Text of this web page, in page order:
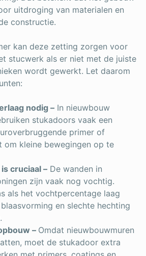
uitdroging van materialen en
constructie.
kan deze zetting zorgen voor
stucwerk als er niet met de juiste
wordt gewerkt. Let daarom
nodig – In nieuwbouw
stukadoors vaak een
primer of
om kleine bewegingen op te
cruciaal – De wanden in
zijn vaak nog vochtig.
als het vochtpercentage laag
en slechte hechting
– Omdat nieuwbouwmuren
moet de stukadoor extra